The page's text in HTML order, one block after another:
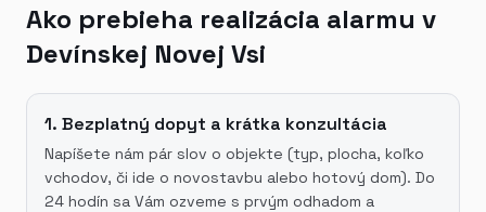
Ako prebieha realizácia alarmu v
Devínskej Novej Vsi
1. Bezplatný dopyt a krátka konzultácia
Napíšete nám pár slov o objekte (typ, plocha, koľko
vchodov, či ide o novostavbu alebo hotový dom). Do
24 hodín sa Vám ozveme s prvým odhadom a